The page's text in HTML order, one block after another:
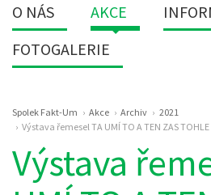
O NÁS AKCE
FOTOGALERIE
navigace
Spolek Fakt-Um Akce Archiv
2021
Výstava řemesel TA UMÍ TO A TEN ZAS TOHLE
Výstava